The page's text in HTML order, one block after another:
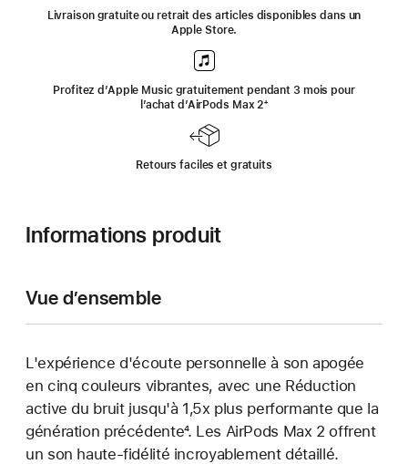
fenêtre)
Livraison gratuite ou retrait des articles disponibles dans un
Apple Store.
Profitez d’Apple Music gratuitement pendant 3 mois pour
l’achat d’AirPods Max 2‍Note
page
‍⁺
Retours faciles et gratuits
Informations produit
Vue d’ensemble
L'expérience d'écoute personnelle à son apogée
en cinq couleurs vibrantes, avec une Réduction
active du bruit jusqu'à 1,5x plus performante que la
génération précédenteNote
de
⁴. Les AirPods Max 2 offrent
un son haute-fidélité incroyablement détaillé.